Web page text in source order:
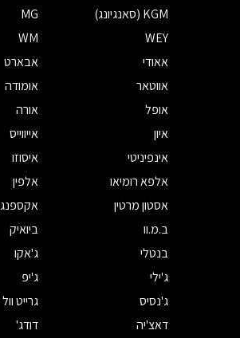
KGM (סאנגיונג)
MG
WEY
WM
אאודי
אבארט
אווטאר
אומודה
אופל
אורה
איון
אייווייס
אינפיניטי
איסוזו
אלפא רומיאו
אלפין
אסטון מרטין
אקספנג
ב.מ.וו
ביואיק
בנטלי
ג'אקו
ג'ילי
ג'יפ
ג'נסיס
גרייט וול
דאצ'יה
דודג'